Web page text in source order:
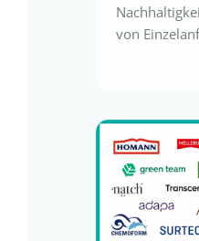
von
(GCD) und
Grundlagen
starken